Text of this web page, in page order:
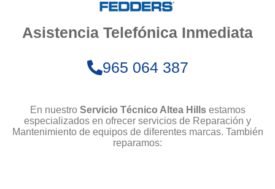
Asistencia Telefónica Inmediata
965 064 387
En nuestro Servicio Técnico Altea Hillsestamos
especializados en ofrecer servicios de Reparación y
Mantenimiento de equipos de diferentes marcas. También
reparamos: